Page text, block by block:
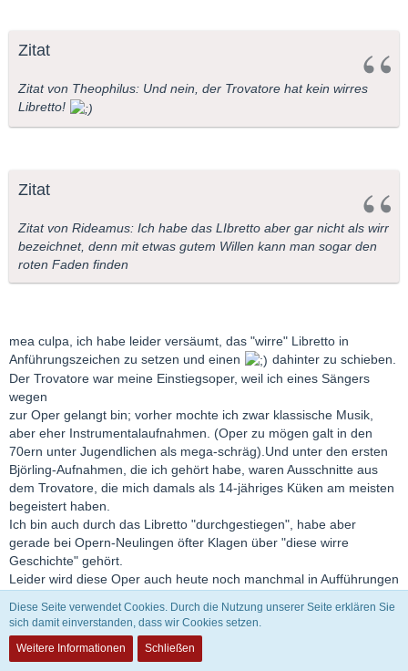
Zitat
Zitat von Theophilus: Und nein, der Trovatore hat kein wirres
Libretto!
Zitat
Zitat von Rideamus: Ich habe das LIbretto aber gar nicht als wirr
bezeichnet, denn mit etwas gutem Willen kann man sogar den
roten Faden finden
mea culpa, ich habe leider versäumt, das "wirre" Libretto in
Anführungszeichen zu setzen und einen
dahinter zu schieben.
Der Trovatore war meine Einstiegsoper, weil ich eines Sängers
wegen
zur Oper gelangt bin; vorher mochte ich zwar klassische Musik,
aber eher Instrumentalaufnahmen. (Oper zu mögen galt in den
70ern unter Jugendlichen als mega-schräg).Und unter den ersten
Björling-Aufnahmen, die ich gehört habe, waren Ausschnitte aus
dem Trovatore, die mich damals als 14-jähriges Küken am meisten
begeistert haben.
Ich bin auch durch das Libretto "durchgestiegen", habe aber
gerade bei Opern-Neulingen öfter Klagen über "diese wirre
Geschichte" gehört.
Leider wird diese Oper auch heute noch manchmal in Aufführungen
dadurch fast zur Parodie. Und eine solche sollte man den Marx-
Brothers überlassen; über "One night at the opera" kann auch ich
als Trovatore-Fan immer wieder lachen.
Diese Seite verwendet Cookies. Durch die Nutzung unserer Seite erklären Sie
sich damit einverstanden, dass wir Cookies setzen.
Weitere Informationen
Schließen